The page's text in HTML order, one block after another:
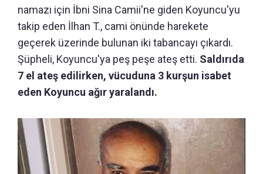
namazı için İbni Sina Camii'ne giden Koyuncu'yu
takip eden İlhan T., cami önünde harekete
geçerek üzerinde bulunan iki tabancayı çıkardı.
Şüpheli, Koyuncu'ya peş peşe ateş etti. Saldırıda
7 el ateş edilirken, vücuduna 3 kurşun isabet
eden Koyuncu ağır yaralandı.